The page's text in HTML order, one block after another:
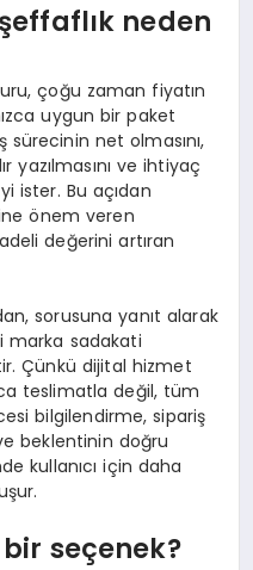
neden
çoğu zaman fiyatın
uygun bir paket
net olmasını,
yazılmasını ve ihtiyaç
ister. Bu açıdan
önem veren
değerini artıran
sorusuna yanıt alarak
marka sadakati
Çünkü dijital hizmet
teslimatla değil, tüm
bilgilendirme, sipariş
beklentinin doğru
kullanıcı için daha
seçenek?